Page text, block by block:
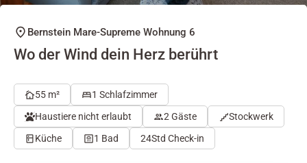
Bernstein Mare-Supreme Wohnung 6
Wo der Wind dein Herz berührt
55 m²
1 Schlafzimmer
Haustiere nicht erlaubt
2 Gäste
Stockwerk
Küche
1 Bad 24Std Check-in